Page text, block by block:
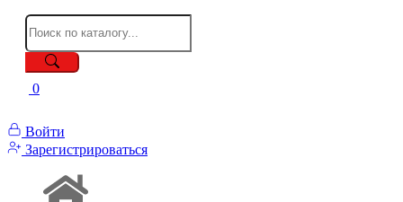
0
Войти
Зарегистрироваться